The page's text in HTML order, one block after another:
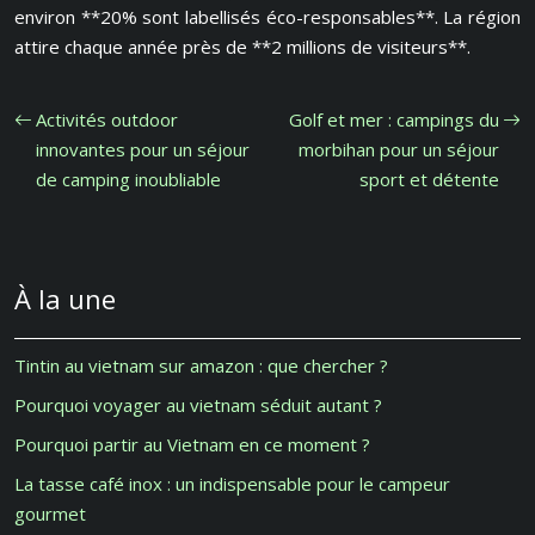
environ **20% sont labellisés éco-responsables**. La région
attire chaque année près de **2 millions de visiteurs**.
Activités outdoor
innovantes pour un séjour
de camping inoubliable
Golf et mer : campings du
morbihan pour un séjour
sport et détente
À la une
Tintin au vietnam sur amazon : que chercher ?
Pourquoi voyager au vietnam séduit autant ?
Pourquoi partir au Vietnam en ce moment ?
La tasse café inox : un indispensable pour le campeur
gourmet